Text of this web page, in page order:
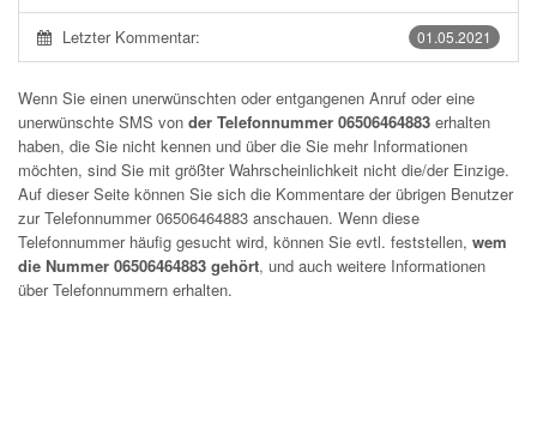
01.05.2021
Letzter Kommentar:
Wenn Sie einen unerwünschten oder entgangenen Anruf oder eine
unerwünschte SMS von der Telefonnummer 06506464883 erhalten
haben, die Sie nicht kennen und über die Sie mehr Informationen
möchten, sind Sie mit größter Wahrscheinlichkeit nicht die/der Einzige.
Auf dieser Seite können Sie sich die Kommentare der übrigen Benutzer
zur Telefonnummer06506464883 anschauen. Wenn diese
Telefonnummer häufig gesucht wird, können Sie evtl. feststellen, wem
die Nummer 06506464883 gehört, und auch weitere Informationen
über Telefonnummern erhalten.